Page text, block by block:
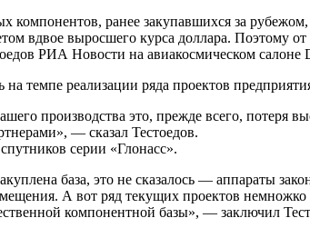
компонентов, ранее закупавшихся за
вдвое выросшего курса доллара.
РИА Новости на авиакосмическом салоне
темпе реализации ряда проектов
производства это, прежде всего,
— сказал Тестоедов.
серии «Глонасс».
база, это не сказалось — аппараты
А вот ряд текущих проектов
компонентной базы», — заключил